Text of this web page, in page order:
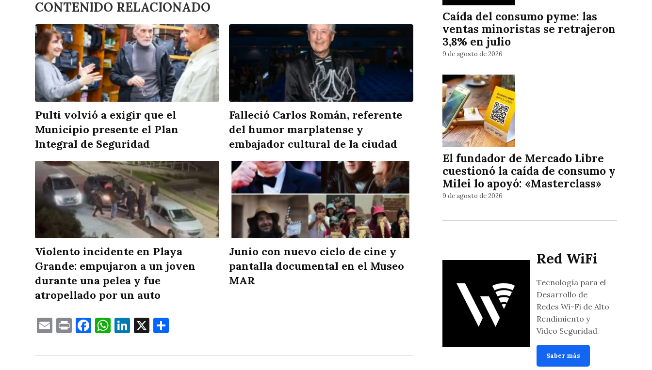
CONTENIDO RELACIONADO
Pulti volvió a exigir que el
Municipio presente el Plan
Integral de Seguridad
Falleció Carlos Román, referente
del humor marplatense y
embajador cultural de la ciudad
Violento incidente en Playa
Grande: empujaron a un joven
durante una pelea y fue
atropellado por un auto
Junio con nuevo ciclo de cine y
pantalla documental en el Museo
MAR
EmailPrintFacebook
WhatsApp
LinkedIn
X
Caída del consumo pyme: las
ventas minoristas se retrajeron
3,8% en julio
9 de agosto de 2026
El fundador de Mercado Libre
cuestionó la caída de consumo y
Milei lo apoyó: «Masterclass»
9 de agosto de 2026
Red WiFi
Tecnología para el
Desarrollo de
Redes Wi-Fi de Alto
Rendimiento y
Video Seguridad.
Saber más